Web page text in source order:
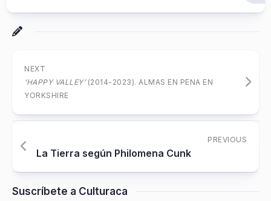
NEXT
‘HAPPY VALLEY’(2014-2023). ALMAS EN PENA EN
YORKSHIRE
PREVIOUS
La Tierra según Philomena Cunk
Suscríbete a Culturaca